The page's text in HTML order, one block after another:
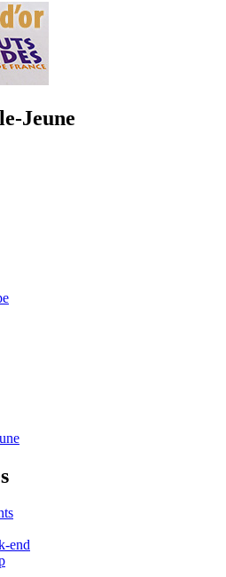
Jeune
end